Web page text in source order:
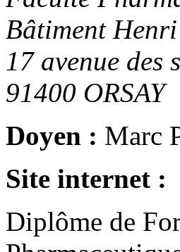
Bâtiment
17 avenue des
91400 ORSAY
Doyen : Marc
Site internet :
Diplôme de